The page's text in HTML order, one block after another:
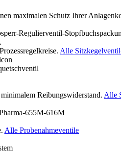
maximalen Schutz Ihrer
Alle
Reibungswiderstand. Alle
Alle Probenahmeventile